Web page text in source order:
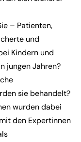
– Patienten,
und
Kindern und
jungen Jahren?
sie behandelt?
wurden dabei
den Expertinnen